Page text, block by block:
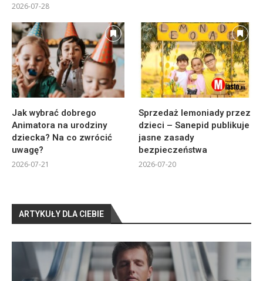
2026-07-28
Jak wybrać dobrego
Animatora na urodziny
dziecka? Na co zwrócić
uwagę?
2026-07-21
Sprzedaż lemoniady przez
dzieci – Sanepid publikuje
jasne zasady
bezpieczeństwa
2026-07-20
ARTYKUŁY DLA CIEBIE